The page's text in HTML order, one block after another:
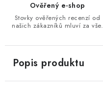
Ověřený e-shop
Stovky ověřených recenzí od
našich zákazníků mluví za vše.
Popis produktu